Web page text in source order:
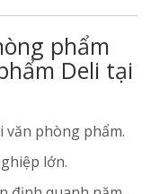
phẩm
Deli tại
văn phòng phẩm.
lớn.